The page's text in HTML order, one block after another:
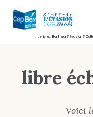
Le livre… Bonheur ? Evasion ?
libre
Voici